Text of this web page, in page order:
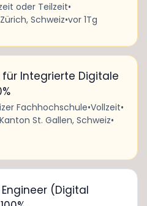
oder Teilzeit•
Schweiz•vor 1Tg
Integrierte Digitale
Fachhochschule•Vollzeit•
St. Gallen, Schweiz•
(Digital